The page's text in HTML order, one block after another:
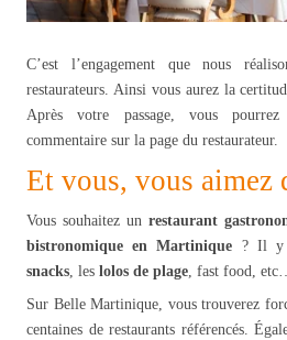
C’est l’engagement que nous
restaurateurs. Ainsi vous aurez la
Après votre passage, vous
commentaire sur la page du restaurateur.
Et vous, vous aimez
Vous souhaitez un restaurant
bistronomique en Martinique ? Il y
snacks , les lolos de plage , fast food, etc…
Sur Belle Martinique, vous trouverez
centaines de restaurants référencés.